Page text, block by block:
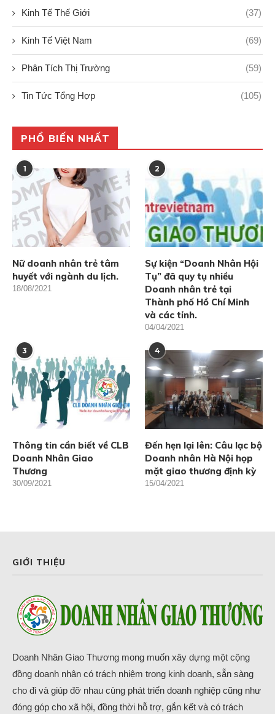
Kinh Tế Thế Giới (37)
Kinh Tế Việt Nam (69)
Phân Tích Thị Trường (59)
Tin Tức Tổng Hợp (105)
PHỔ BIẾN NHẤT
1
Nữ doanh nhân trẻ tâm
huyết với ngành du lịch.
18/08/2021
2
Sự kiện “Doanh Nhân Hội
Tụ” đã quy tụ nhiều
Doanh nhân trẻ tại
Thành phố Hồ Chí Minh
và các tỉnh.
04/04/2021
3
Thông tin cần biết về CLB
Doanh Nhân Giao
Thương
30/09/2021
4
Đến hẹn lại lên: Câu lạc bộ
Doanh nhân Hà Nội họp
mặt giao thương định kỳ
15/04/2021
GIỚI THIỆU
Doanh Nhân Giao Thương mong muốn xây dựng một cộng
đồng doanh nhân có trách nhiệm trong kinh doanh, sẵn sàng
cho đi và giúp đỡ nhau cùng phát triển doanh nghiệp cũng như
đóng góp cho xã hội, đồng thời hỗ trợ, gắn kết và có trách